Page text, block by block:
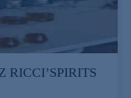
RICCI’SPIRITS